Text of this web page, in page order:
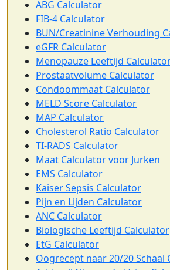
ABG Calculator
FIB-4 Calculator
BUN/Creatinine Verhouding
eGFR Calculator
Menopauze Leeftijd
Prostaatvolume Calculator
Condoommaat Calculator
MELD Score Calculator
MAP Calculator
Cholesterol Ratio Calculator
TI-RADS Calculator
Maat Calculator voor Jurken
EMS Calculator
Kaiser Sepsis Calculator
Pijn en Lijden Calculator
ANC Calculator
Biologische Leeftijd Calculator
EtG Calculator
Oogrecept naar 20/20 Schaal